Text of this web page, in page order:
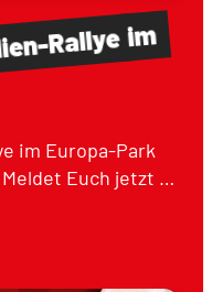
Rallyeim
im Europa-Park
Euch jetzt …